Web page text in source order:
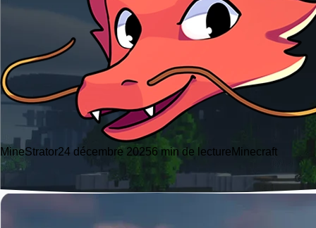
MineStrator24 décembre 20256 min de lecture Minecraft